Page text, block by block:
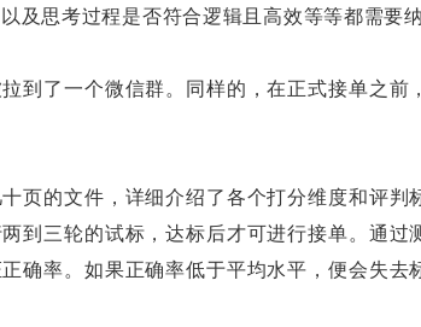
及思考过程是否符合逻辑且高效等等都需要纳
到了一个微信群。同样的，在正式接单之前
页的文件，详细介绍了各个打分维度和评判
到三轮的试标，达标后才可进行接单。通过
确率。如果正确率低于平均水平，便会失去